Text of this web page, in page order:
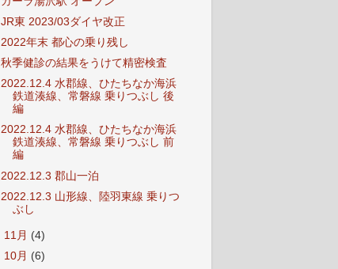
JR東 2023/03ダイヤ改正
2022年末 都心の乗り残し
秋季健診の結果をうけて精密検査
2022.12.4 水郡線、ひたちなか海浜
鉄道湊線、常磐線 乗りつぶし 後
編
2022.12.4 水郡線、ひたちなか海浜
鉄道湊線、常磐線 乗りつぶし 前
編
2022.12.3 郡山一泊
2022.12.3 山形線、陸羽東線 乗りつ
ぶし
11月 (4)
10月 (6)